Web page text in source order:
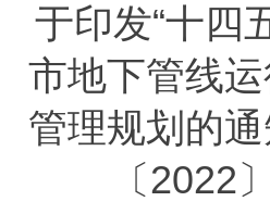
于印发“十四
市地下管线
管理规划的
〔2022